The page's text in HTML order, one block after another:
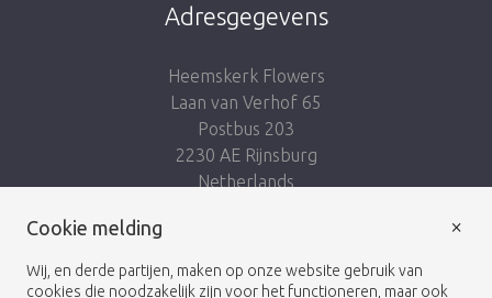
Adresgegevens
Heemskerk Flowers
Laan van Verhof 65
Postbus 203
2230 AE Rijnsburg
Netherlands
Cookie melding
Wij, en derde partijen, maken op onze website gebruik van
cookies die noodzakelijk zijn voor het functioneren, maar ook
×